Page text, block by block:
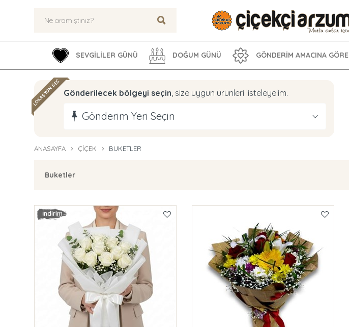
SEVGİLİLER GÜNÜ DOĞUM GÜNÜ GÖNDERİM AMACINA GÖRE
LOKASYON SEÇ Gönderilecek bölgeyi seçin, size uygun ürünleri listeleyelim.
Gönderim Yeri Seçin
ANASAYFA ÇIÇEK BUKETLER
Buketler
İndirim